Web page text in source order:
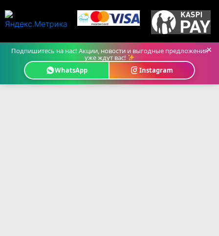
Подпишитесь на нас! Акции, новости и выгодные предложения
уже ждут вас!
WhatsApp
Instagram
×